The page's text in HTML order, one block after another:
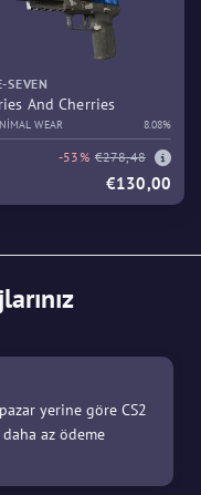
SEVEN
And Cherries
WEAR 8.08%
-53% €278,48
€130,00
yerine göre CS2
az ödeme